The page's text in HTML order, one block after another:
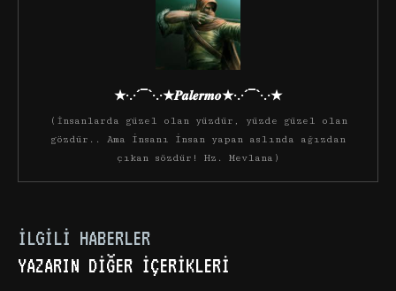
★·.·´¯`·.·★𝑷𝒂𝒍𝒆𝒓𝒎𝒐★·.·´¯`·.·★
(İnsanlarda güzel olan yüzdür, yüzde güzel olan
gözdür.. Ama insanı insan yapan aslında ağızdan
çıkan sözdür! Hz. Mevlana)
İLGILI HABERLER
YAZARIN DIĞER İÇERIKLERI